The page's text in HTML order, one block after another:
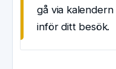
gå via
inför ditt besök.